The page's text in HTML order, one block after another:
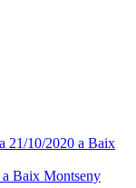
21/10/2020 a Baix
a Baix Montseny